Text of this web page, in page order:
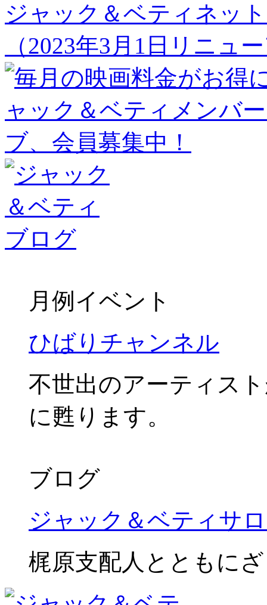
ジャック＆ベティネッ
（2023年3月1日リニュ
月例イベント
ひばりチャンネル
不世出のアーティス
に甦ります。
ブログ
ジャック＆ベティサ
梶原支配人とともに